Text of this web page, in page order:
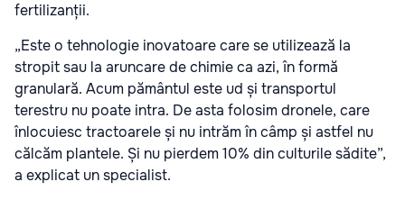
fertilizanții.
„Este o tehnologie inovatoare care se utilizează la
stropit sau la aruncare de chimie ca azi, în formă
granulară. Acum pământul este ud și transportul
terestru nu poate intra. De asta folosim dronele, care
înlocuiesc tractoarele și nu intrăm în câmp și astfel nu
călcăm plantele. Și nu pierdem 10% din culturile sădite”,
a explicat un specialist.